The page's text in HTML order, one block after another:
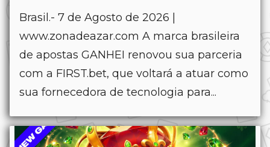
Brasil.- 7 de Agosto de 2026 |
www.zonadeazar.com A marca brasileira
de apostas GANHEI renovou sua parceria
com a FIRST.bet, que voltará a atuar como
sua fornecedora de tecnologia para...